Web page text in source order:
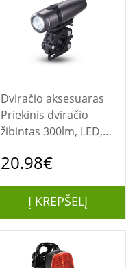
Dviračio aksesuaras
Priekinis dviračio
žibintas 300lm, LED,
20.98€
Į KREPŠELĮ